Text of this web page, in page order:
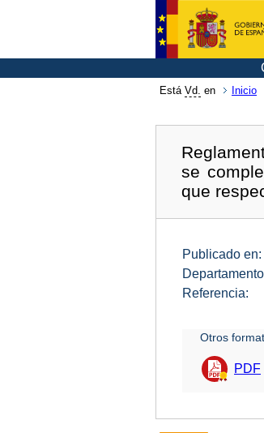
Está Vd. en Inicio
se
que
Publicado en:
Referencia:
Otros
PDF